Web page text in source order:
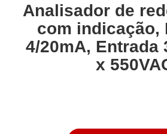
Analisador de
com indicação,
4/20mA, Entrada
x